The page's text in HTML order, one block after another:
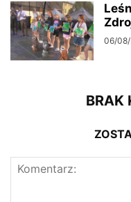
06/
BRAK